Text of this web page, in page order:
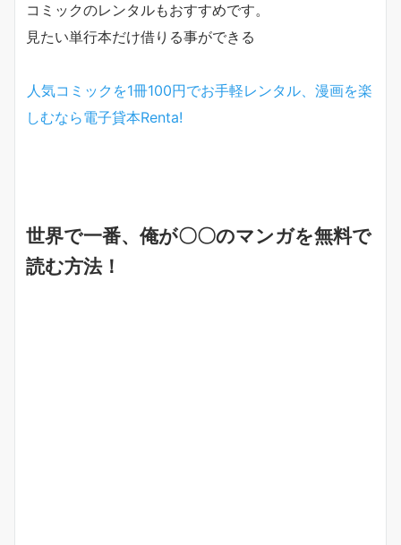
コミックのレンタルもおすすめです。
見たい単行本だけ借りる事ができる
人気コミックを1冊100円でお手軽レンタル、漫画を楽
しむなら電子貸本Renta!
世界で一番、俺が〇〇のマンガを無料で
読む方法！